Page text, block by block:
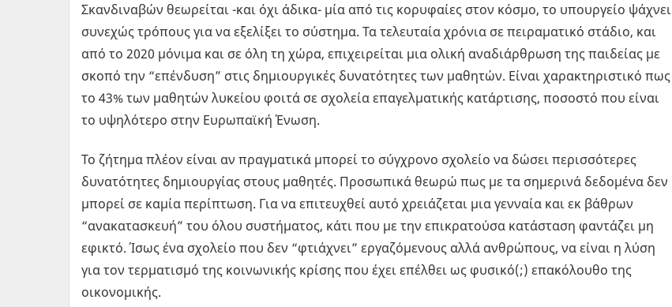
Σκανδιναβών θεωρείται -και όχι άδικα- μία από τις κορυφαίες στον κόσμο, το υπουργείο ψάχνει
συνεχώς τρόπους για να εξελίξει το σύστημα. Τα τελευταία χρόνια σε πειραματικό στάδιο, και
από το 2020 μόνιμα και σε όλη τη χώρα, επιχειρείται μια ολική αναδιάρθρωση της παιδείας με
σκοπό την “επένδυση” στις δημιουργικές δυνατότητες των μαθητών. Είναι χαρακτηριστικό πως
το 43% των μαθητών λυκείου φοιτά σε σχολεία επαγελματικής κατάρτισης, ποσοστό που είναι
το υψηλότερο στην Ευρωπαϊκή Ένωση.
Το ζήτημα πλέον είναι αν πραγματικά μπορεί το σύγχρονο σχολείο να δώσει περισσότερες
δυνατότητες δημιουργίας στους μαθητές. Προσωπικά θεωρώ πως με τα σημερινά δεδομένα δεν
μπορεί σε καμία περίπτωση. Για να επιτευχθεί αυτό χρειάζεται μια γενναία και εκ βάθρων
“ανακατασκευή” του όλου συστήματος, κάτι που με την επικρατούσα κατάσταση φαντάζει μη
εφικτό. Ίσως ένα σχολείο που δεν “φτιάχνει” εργαζόμενους αλλά ανθρώπους, να είναι η λύση
για τον τερματισμό της κοινωνικής κρίσης που έχει επέλθει ως φυσικό(;) επακόλουθο της
οικονομικής.